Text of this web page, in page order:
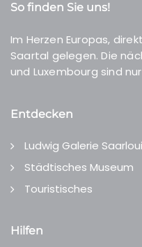
So finden Sie uns!
Im Herzen Europas,
Saartal gelegen. Die
und Luxembourg sind
Entdecken
Ludwig Galerie
Städtisches Museum
Touristisches
Hilfen